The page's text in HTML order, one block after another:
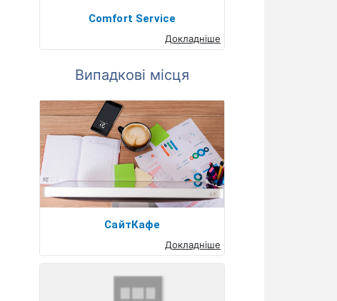
Comfort Service
Докладніше
Випадкові місця
СайтКафе
Докладніше